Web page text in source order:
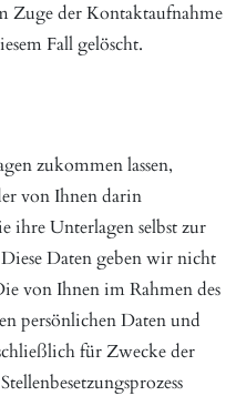
Zuge der Kontaktaufnahme
Fall gelöscht.
zukommen lassen,
von Ihnen darin
ihre Unterlagen selbst zur
Daten geben wir nicht
von Ihnen im Rahmen des
persönlichen Daten und
für Zwecke der